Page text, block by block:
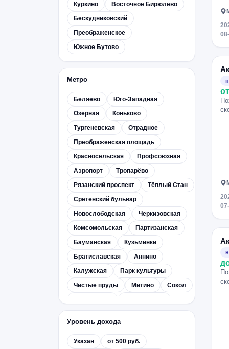
Дедовск
Апрелевка
Архангельское
Опалиха
Очаково
Софрино
Фирсановка
Куркино
Восточное Бирюлёво
Бескудниковский
Преображенское
Южное Бутово
Метро
Беляево
Юго-Западная
Озёрная
Коньково
Тургеневская
Отрадное
Преображенская площадь
Красносельская
Профсоюзная
Аэропорт
Тропарёво
Рязанский проспект
Тёплый Стан
Сретенский бульвар
Новослободская
Черкизовская
Комсомольская
Партизанская
Бауманская
Кузьминки
Братиславская
Аннино
Калужская
Парк культуры
Чистые пруды
Митино
Сокол
Улица Академика Янгеля
Уровень дохода
Указан
от 500 руб.